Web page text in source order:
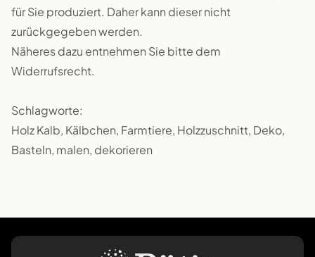
für Sie produziert. Daher kann dieser nicht
zurückgegeben werden.
Näheres dazu entnehmen Sie bitte dem
Widerrufsrecht.
Schlagworte:
Holz Kalb, Kälbchen, Farmtiere, Holzzuschnitt, Deko,
Basteln, malen, dekorieren